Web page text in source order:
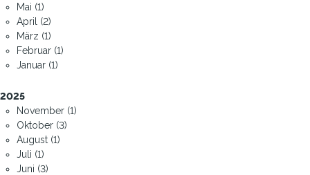
Mai (1)
April (2)
März (1)
Februar (1)
Januar (1)
2025
November (1)
Oktober (3)
August (1)
Juli (1)
Juni (3)